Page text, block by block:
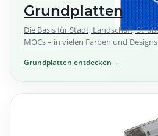
Grundplatten
Die Basis für Stadt, Landschaft,
MOCs – in vielen Farben und
Grundplatten entdecken→